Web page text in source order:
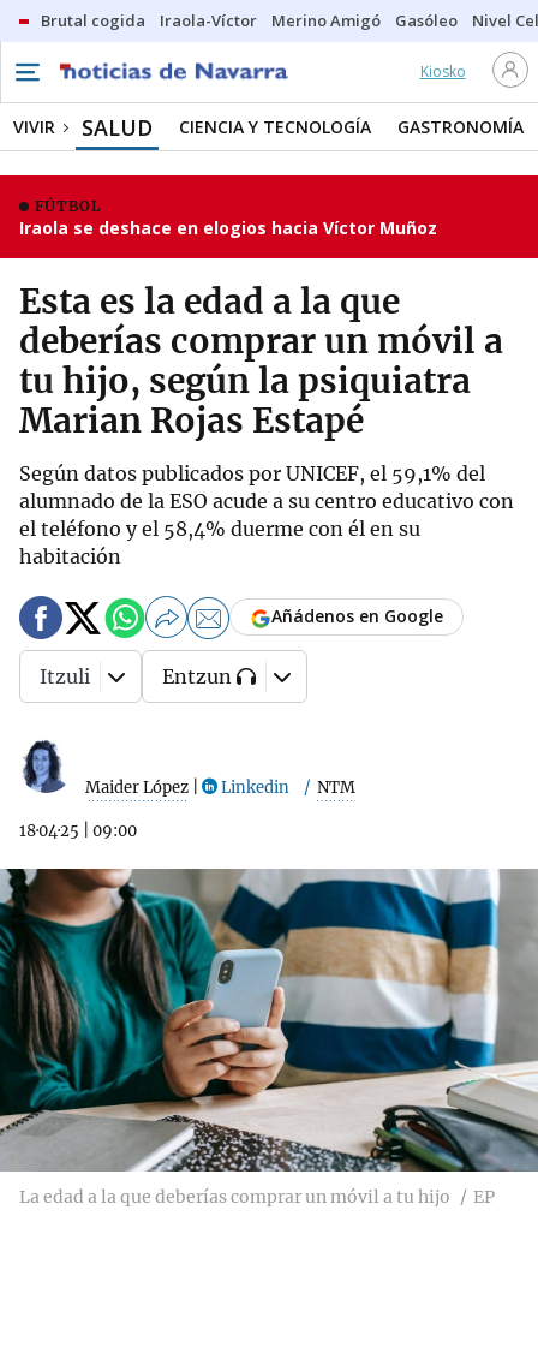
Brutal cogida Iraola-Víctor Merino Amigó Gasóleo Nivel
Kiosko
VIVIR SALUD CIENCIA Y TECNOLOGÍA GASTRONOMÍA
FÚTBOL
Iraola se deshace en elogios hacia Víctor Muñoz
Esta es la edad a la que
deberías comprar un móvil a
tu hijo, según la psiquiatra
Marian Rojas Estapé
Según datos publicados por UNICEF, el 59,1% del
alumnado de la ESO acude a su centro educativo con
el teléfono y el 58,4% duerme con él en su
habitación
Maider López Linkedin NTM
18·04·25 09:00
Añádenos en Google
Itzuli Entzun
La edad a la que deberías comprar un móvil a tu hijo EP